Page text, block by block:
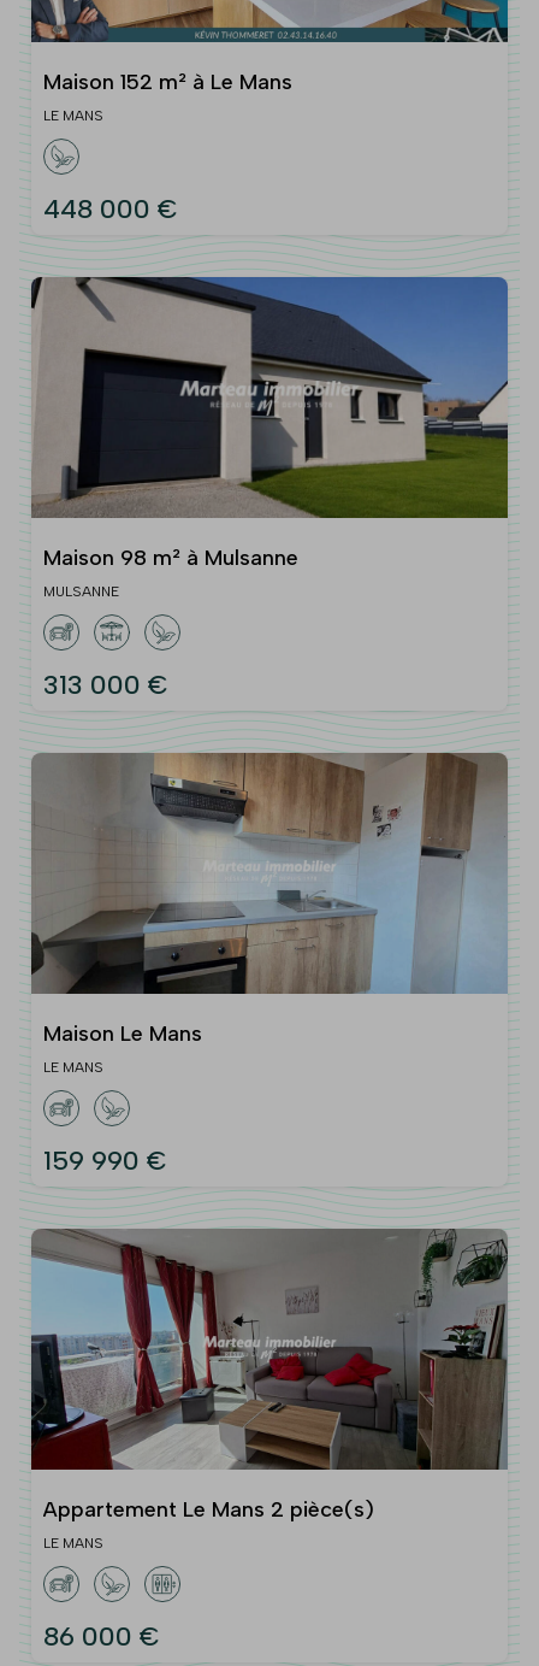
Maison 152 m² à Le Mans
LE MANS
448 000 €
Maison 98 m² à Mulsanne
MULSANNE
313 000 €
Maison Le Mans
LE MANS
159 990 €
Appartement Le Mans 2 pièce(s)
LE MANS
86 000 €